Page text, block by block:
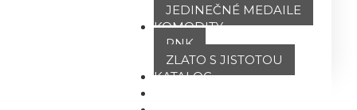
JEDINEČNÉ MEDAILE
KOMODITY
PNK
ZLATO S JISTOTOU
KATALOG